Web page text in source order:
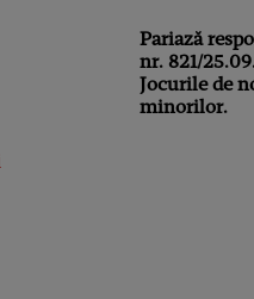
Pariază
nr. 821/
Jocurile de
minorilor.